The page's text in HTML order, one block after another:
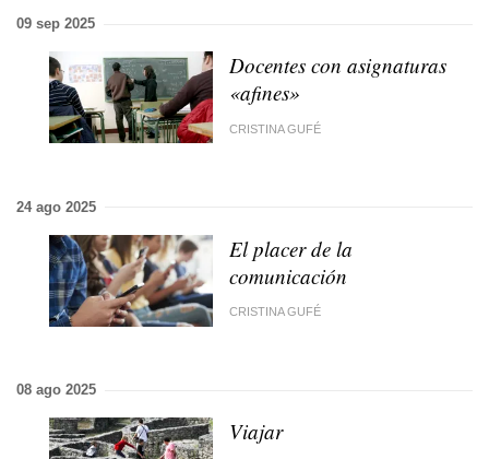
09 sep 2025
Docentes con asignaturas
«afines»
CRISTINA GUFÉ
24 ago 2025
El placer de la
comunicación
CRISTINA GUFÉ
08 ago 2025
Viajar